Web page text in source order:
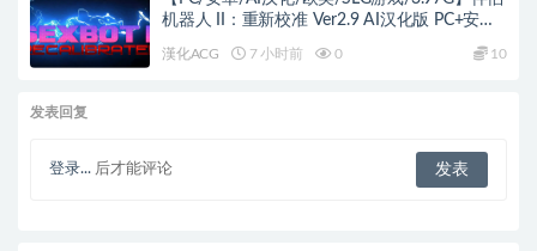
机器人 II：重新校准 Ver2.9 AI汉化版 PC+安卓
漢化ACG 7 小时前 0 10
发表回复
登录... 后才能评论